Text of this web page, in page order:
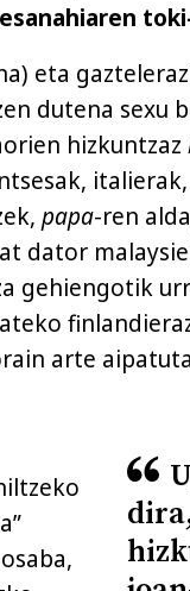
esanahiaren
eta
dutena sexu
hizkuntzaz
italierak,
papa-ren
dator
gehiengotik
arte